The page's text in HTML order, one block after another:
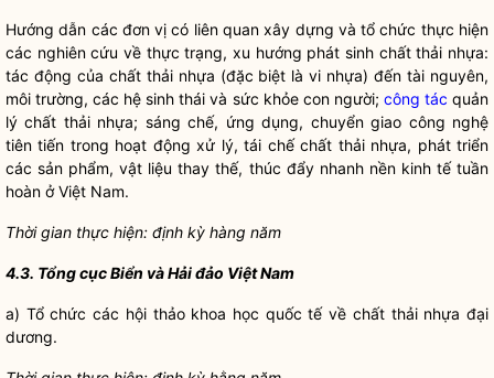
Hướng dẫn các đơn vị có liên quan xây dựng và tổ chức thực hiện
các nghiên cứu về thực trạng, xu hướng phát sinh chất thải nhựa:
tác động của chất thải nhựa (đặc biệt là vi nhựa) đến tài nguyên,
môi trường, các hệ sinh thái và sức khỏe con người; công tác quản
lý chất thải nhựa; sáng chế, ứng dụng, chuyển giao công nghệ
tiên tiến trong hoạt động xử lý, tái chế chất thải nhựa, phát triển
các sản phẩm, vật liệu thay thế, thúc đẩy nhanh nền kinh tế tuần
hoàn ở Việt Nam.
Thời gian thực hiện: định kỳ hàng năm
4.3. Tổng cục Biển và Hải đảo Việt Nam
a) Tổ chức các hội thảo khoa học quốc tế về chất thải nhựa đại
dương.